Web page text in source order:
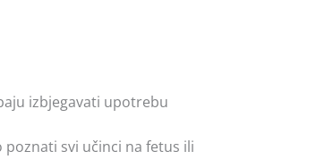
izbjegavati upotrebu
svi učinci na fetus ili